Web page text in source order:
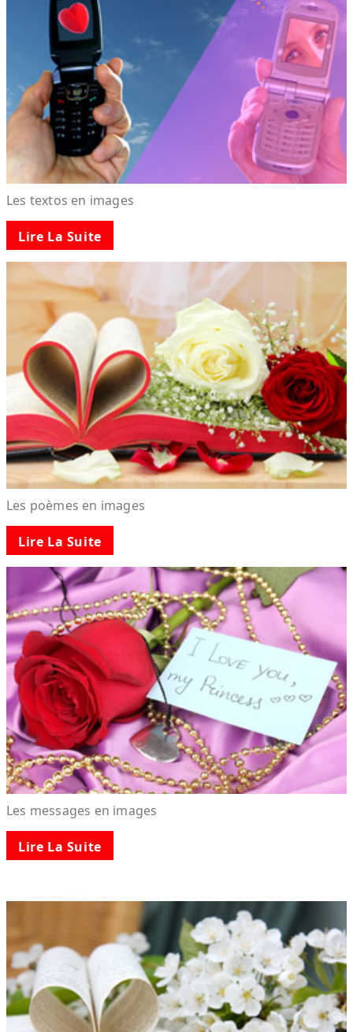
Les textos en images
Lire La Suite
Les poèmes en images
Lire La Suite
Les messages en images
Lire La Suite